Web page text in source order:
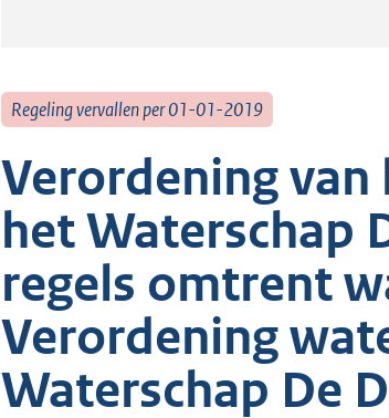
Regeling vervallen per 01-01-2019
Verordening van
het Waterschap
regels omtrent
Verordening
Waterschap De